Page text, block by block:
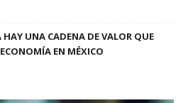
UNA CADENA DE VALOR QUE
EN MÉXICO